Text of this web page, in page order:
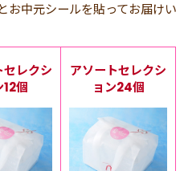
お中元シールを貼ってお届けい
セレクシ
12個
アソートセレクシ
ョン24個